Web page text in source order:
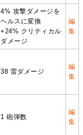
4% 攻撃ダメージを
ヘルスに変換
+24% クリティカル
ダメージ
編
集
38 雷ダメージ
編
集
1 砲弾数
編
集